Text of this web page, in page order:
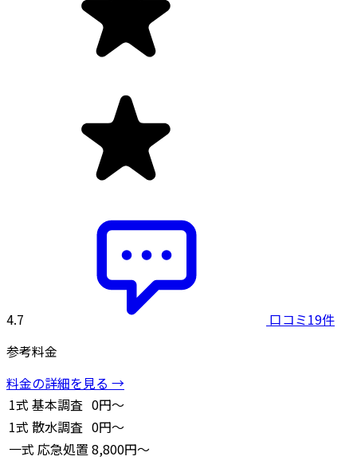
4.7
口コミ19件
参考料金
料金の詳細を見る →
1式 基本調査 0円～
1式 散水調査 0円～
一式 応急処置 8,800円～